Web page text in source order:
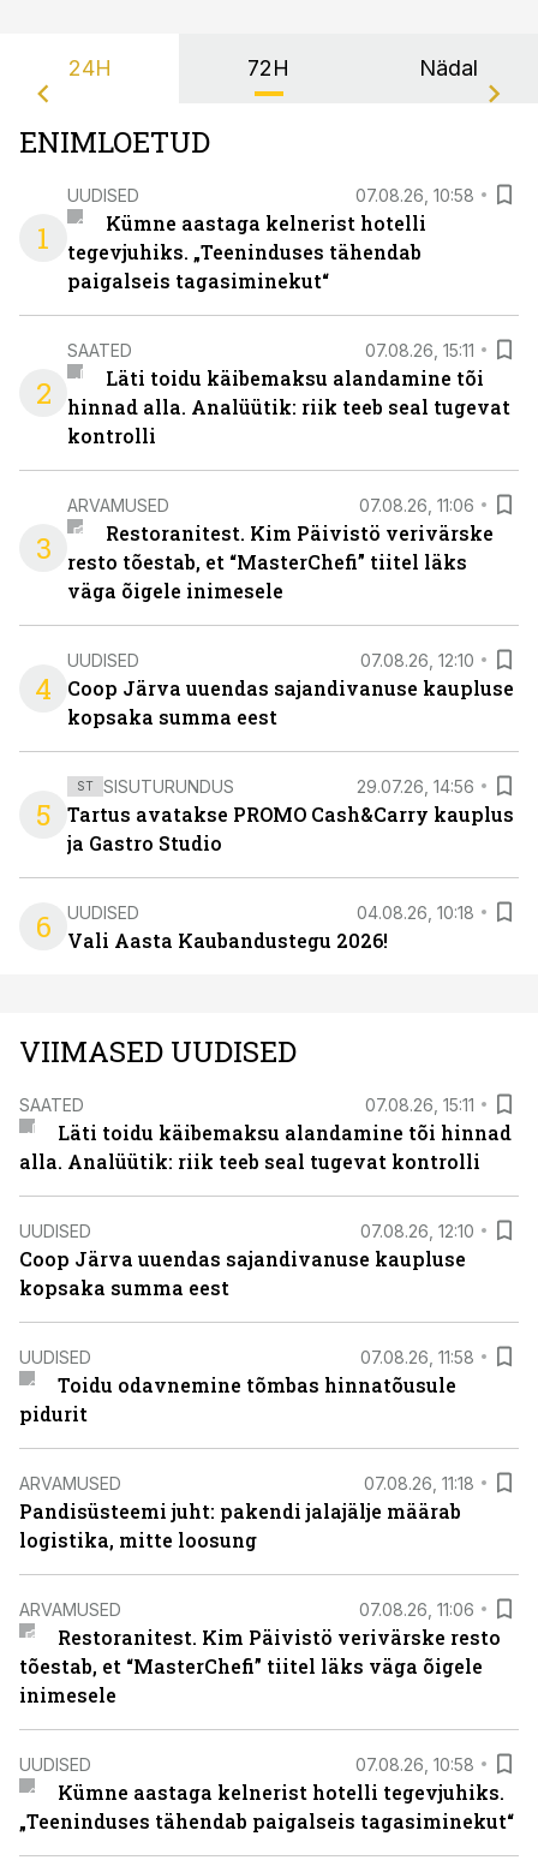
24H 72H Nädal
ENIMLOETUD
1
UUDISED 07.08.26, 10:58
Kümne aastaga kelnerist hotelli
tegevjuhiks. „Teeninduses tähendab
paigalseis tagasiminekut“
2
SAATED 07.08.26, 15:11
Läti toidu käibemaksu alandamine tõi
hinnad alla. Analüütik: riik teeb seal tugevat
kontrolli
3
ARVAMUSED 07.08.26, 11:06
Restoranitest. Kim Päivistö verivärske
resto tõestab, et “MasterChefi” tiitel läks
väga õigele inimesele
4
UUDISED 07.08.26, 12:10
Coop Järva uuendas sajandivanuse kaupluse
kopsaka summa eest
5
ST SISUTURUNDUS 29.07.26, 14:56
Tartus avatakse PROMO Cash&Carry kauplus
ja Gastro Studio
6 UUDISED 04.08.26, 10:18
Vali Aasta Kaubandustegu 2026!
VIIMASED UUDISED
SAATED 07.08.26, 15:11
Läti toidu käibemaksu alandamine tõi hinnad
alla. Analüütik: riik teeb seal tugevat kontrolli
UUDISED 07.08.26, 12:10
Coop Järva uuendas sajandivanuse kaupluse
kopsaka summa eest
UUDISED 07.08.26, 11:58
Toidu odavnemine tõmbas hinnatõusule
pidurit
ARVAMUSED 07.08.26, 11:18
Pandisüsteemi juht: pakendi jalajälje määrab
logistika, mitte loosung
ARVAMUSED 07.08.26, 11:06
Restoranitest. Kim Päivistö verivärske resto
tõestab, et “MasterChefi” tiitel läks väga õigele
inimesele
UUDISED 07.08.26, 10:58
Kümne aastaga kelnerist hotelli tegevjuhiks.
„Teeninduses tähendab paigalseis tagasiminekut“